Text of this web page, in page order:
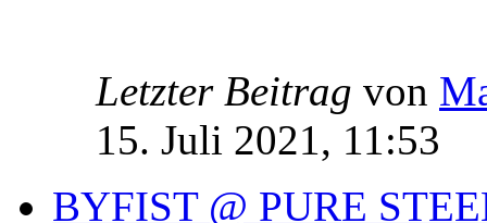
Letzter Beitrag von
15. Juli 2021, 11:53
BYFIST @ PURE